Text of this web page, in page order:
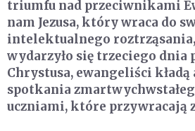
triumfu nad przeciwnikami
nam Jezusa, który wraca do
intelektualnego
wydarzyło się trzeciego dnia
Chrystusa, ewangeliści kładą
spotkania
uczniami, które przywracają